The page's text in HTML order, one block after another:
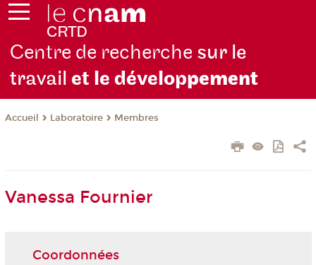
Centre de recherche sur le
travailet le développement
Accueil Laboratoire Membres
Vanessa Fournier
Coordonnées